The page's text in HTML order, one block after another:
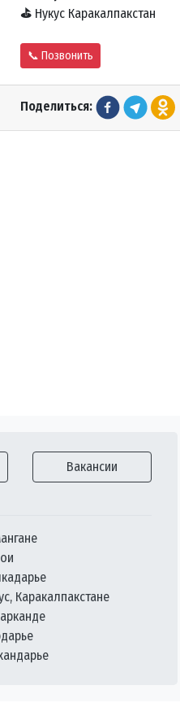
⛳ Нукус Каракалпакстан
📞 Позвонить
Поделиться:
Вакансии
Каракалпакстане